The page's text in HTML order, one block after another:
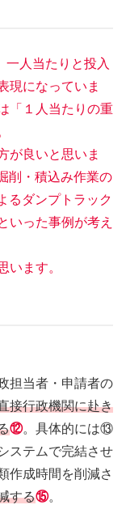
人当たりと投入
現になっていま
「１人当たりの重
良いと思いま
削・積込み作業の
るダンプトラック
いった事例が考え
ます。
担当者・申請者の
接行政機関に赴き
⑫。具体的には⑬
ステムで完結させ
作成時間を削減さ
する⑮。